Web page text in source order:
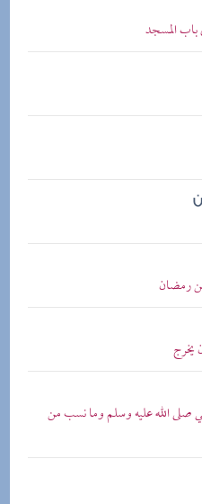
المسجد
رمضان
يخرج
الله عليه وسلم وما نسب من